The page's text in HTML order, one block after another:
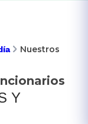
Nuestros
Y